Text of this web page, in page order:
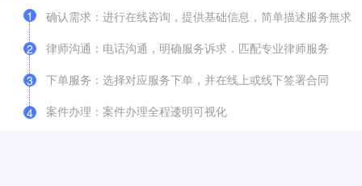
1
确认需求：进行在线咨询，提供基础信息，简单描述服务無求
2
律师沟通：电话沟通，明确服务诉求．匹配专业律师服务
3
下单服务：选择对应服务下单，并在线上或线下签署合同
4 案件办理：案件办理全程逶明可视化